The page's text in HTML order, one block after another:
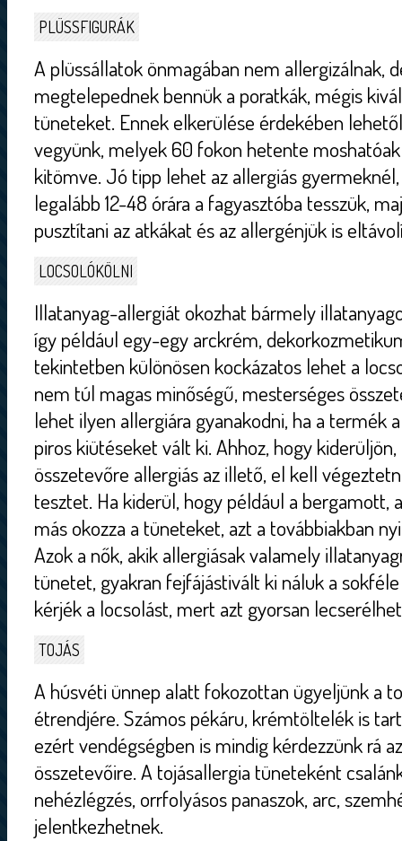
PLÜSSFIGURÁK
A plüssállatok önmagában nem allergizálnak,
megtelepednek bennük a poratkák, mégis
tüneteket. Ennek elkerülése érdekében
vegyünk, melyek 60 fokon hetente
kitömve. Jó tipp lehet az allergiás
legalább 12-48 órára a fagyasztóba tesszük,
pusztítani az atkákat és az allergénjük is
LOCSOLÓKÖLNI
Illatanyag-allergiát okozhat bármely
így például egy-egy arckrém,
tekintetben különösen kockázatos lehet a
nem túl magas minőségű, mesterséges
lehet ilyen allergiára gyanakodni, ha a termék
piros kiütéseket vált ki. Ahhoz, hogy
összetevőre allergiás az illető, el kell
tesztet. Ha kiderül, hogy például a bergamott,
más okozza a tüneteket, azt a továbbiakban
Azok a nők, akik allergiásak valamely
tünetet, gyakran fejfájástivált ki náluk a
kérjék a locsolást, mert azt gyorsan
TOJÁS
A húsvéti ünnep alatt fokozottan ügyeljünk a
étrendjére. Számos pékáru, krémtöltelék is
ezért vendégségben is mindig kérdezzünk rá
összetevőire. A tojásallergia tüneteként
nehézlégzés, orrfolyásos panaszok, arc,
jelentkezhetnek.